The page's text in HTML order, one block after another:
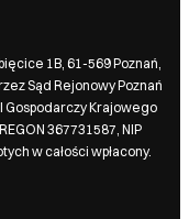
1B, 61-569 Poznań,
Sąd Rejonowy Poznań
Gospodarczy Krajowego
367731587, NIP
w całości wpłacony.